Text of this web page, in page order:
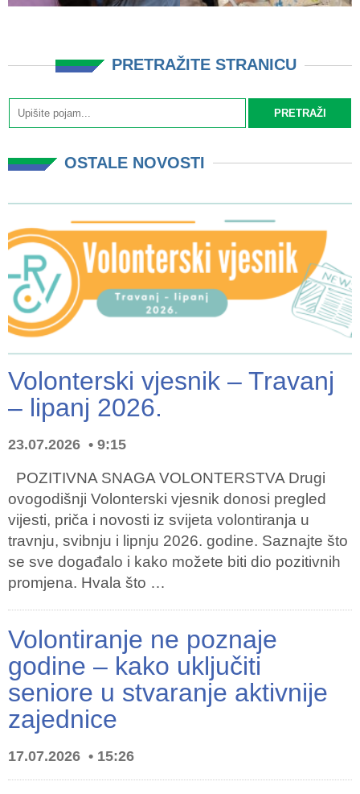
PRETRAŽITE STRANICU
OSTALE NOVOSTI
Volonterski vjesnik – Travanj
– lipanj 2026.
23.07.2026 9:15
POZITIVNA SNAGA VOLONTERSTVA Drugi
ovogodišnji Volonterski vjesnik donosi pregled
vijesti, priča i novosti iz svijeta volontiranja u
travnju, svibnju i lipnju 2026. godine. Saznajte što
se sve događalo i kako možete biti dio pozitivnih
promjena. Hvala što …
Volontiranje ne poznaje
godine – kako uključiti
seniore u stvaranje aktivnije
zajednice
17.07.2026 15:26